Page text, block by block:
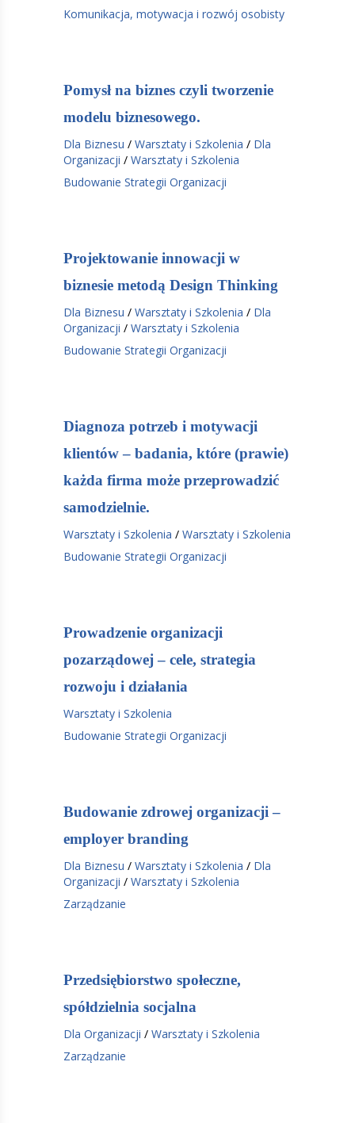
Komunikacja, motywacja i rozwój osobisty
Pomysł na biznes czyli tworzenie
modelu biznesowego.
Dla Biznesu / Warsztaty i Szkolenia / Dla
Organizacji / Warsztaty i Szkolenia
Budowanie Strategii Organizacji
Projektowanie innowacji w
biznesie metodą Design Thinking
Dla Biznesu / Warsztaty i Szkolenia / Dla
Organizacji / Warsztaty i Szkolenia
Budowanie Strategii Organizacji
Diagnoza potrzeb i motywacji
klientów – badania, które (prawie)
każda firma może przeprowadzić
samodzielnie.
Warsztaty i Szkolenia / Warsztaty i Szkolenia
Budowanie Strategii Organizacji
Prowadzenie organizacji
pozarządowej – cele, strategia
rozwoju i działania
Warsztaty i Szkolenia
Budowanie Strategii Organizacji
Budowanie zdrowej organizacji –
employer branding
Dla Biznesu / Warsztaty i Szkolenia / Dla
Organizacji / Warsztaty i Szkolenia
Zarządzanie
Przedsiębiorstwo społeczne,
spółdzielnia socjalna
Dla Organizacji / Warsztaty i Szkolenia
Zarządzanie